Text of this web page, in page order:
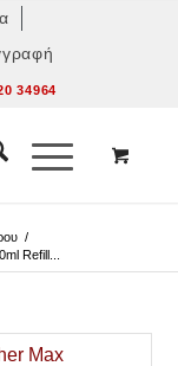
34964
/
Refill...